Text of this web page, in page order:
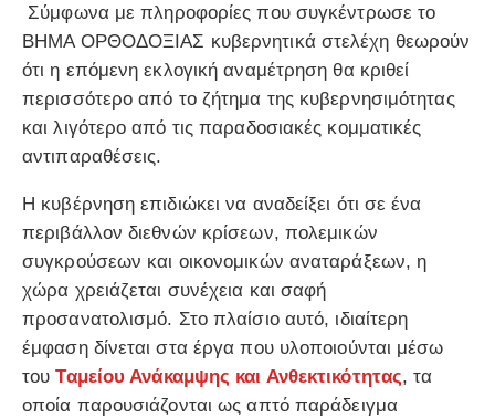
Σύμφωνα με πληροφορίες που συγκέντρωσε το
ΒΗΜΑ ΟΡΘΟΔΟΞΙΑΣ κυβερνητικά στελέχη θεωρούν
ότι η επόμενη εκλογική αναμέτρηση θα κριθεί
περισσότερο από το ζήτημα της κυβερνησιμότητας
και λιγότερο από τις παραδοσιακές κομματικές
αντιπαραθέσεις.
Η κυβέρνηση επιδιώκει να αναδείξει ότι σε ένα
περιβάλλον διεθνών κρίσεων, πολεμικών
συγκρούσεων και οικονομικών αναταράξεων, η
χώρα χρειάζεται συνέχεια και σαφή
προσανατολισμό. Στο πλαίσιο αυτό, ιδιαίτερη
έμφαση δίνεται στα έργα που υλοποιούνται μέσω
τουΤαμείου Ανάκαμψης και Ανθεκτικότητας, τα
οποία παρουσιάζονται ως απτό παράδειγμα